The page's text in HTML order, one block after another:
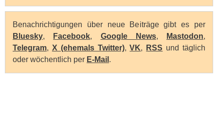
Benachrichtigungen über neue Beiträge gibt es per
Bluesky, Facebook, Google News, Mastodon,
Telegram, X (ehemals Twitter),VK, RSS und täglich
oder wöchentlich per E-Mail .